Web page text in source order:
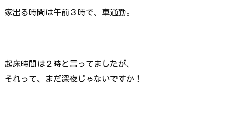
家出る時間は午前３時で、車通勤。
起床時間は２時と言ってましたが、
それって、まだ深夜じゃないですか！